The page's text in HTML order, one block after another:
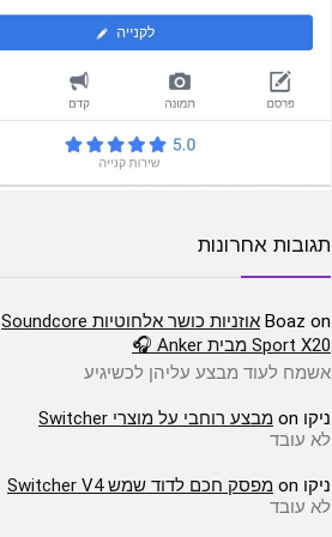
תגובות אחרונות
Boaz on
אוזניות כושר אלחוטיות Soundcore
Sport X20 מבית Anker 🎧
אשמח לעוד מבצע עליהן לכשיגיע
ניקו on מבצע רוחבי על מוצרי Switcher
לא עובד
ניקו on מפסק חכם לדוד שמש Switcher V4
לא עובד